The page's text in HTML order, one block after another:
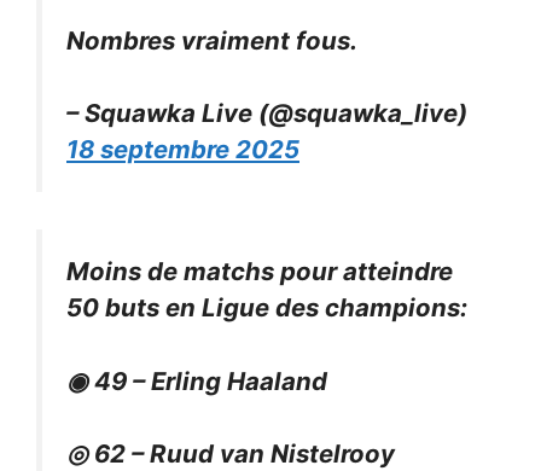
Nombres vraiment fous.
– Squawka Live (@squawka_live)
18 septembre 2025
Moins de matchs pour atteindre
50 buts en Ligue des champions:
◉ 49 – Erling Haaland
◎ 62 – Ruud van Nistelrooy